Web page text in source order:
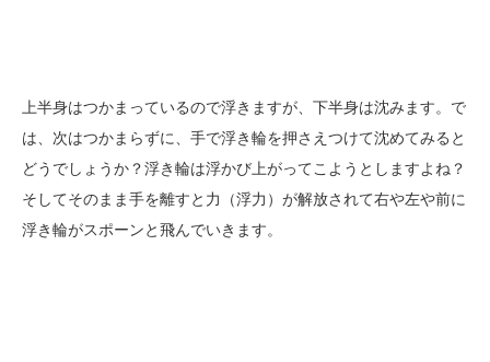
上半身はつかまっているので浮きますが、下半身は沈みます。で
は、次はつかまらずに、手で浮き輪を押さえつけて沈めてみると
どうでしょうか？浮き輪は浮かび上がってこようとしますよね？
そしてそのまま手を離すと力（浮力）が解放されて右や左や前に
浮き輪がスポーンと飛んでいきます。